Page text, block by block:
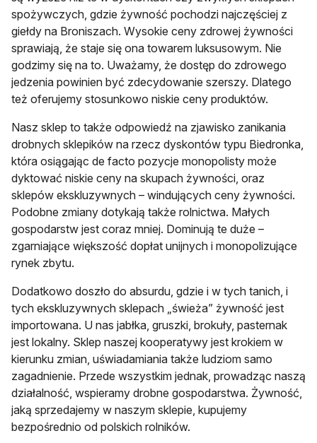
spożywczych, gdzie żywność pochodzi najczęściej z
giełdy na Broniszach. Wysokie ceny zdrowej żywności
sprawiają, że staje się ona towarem luksusowym. Nie
godzimy się na to. Uważamy, że dostęp do zdrowego
jedzenia powinien być zdecydowanie szerszy. Dlatego
też oferujemy stosunkowo niskie ceny produktów.
Nasz sklep to także odpowiedź na zjawisko zanikania
drobnych sklepików na rzecz dyskontów typu Biedronka,
która osiągając de facto pozycje monopolisty może
dyktować niskie ceny na skupach żywności, oraz
sklepów ekskluzywnych – windujących ceny żywności.
Podobne zmiany dotykają także rolnictwa. Małych
gospodarstw jest coraz mniej. Dominują te duże –
zgarniające większość dopłat unijnych i monopolizujące
rynek zbytu.
Dodatkowo doszło do absurdu, gdzie i w tych tanich, i
tych ekskluzywnych sklepach „świeża” żywność jest
importowana. U nas jabłka, gruszki, brokuły, pasternak
jest lokalny. Sklep naszej kooperatywy jest krokiem w
kierunku zmian, uświadamiania także ludziom samo
zagadnienie. Przede wszystkim jednak, prowadząc naszą
działalność, wspieramy drobne gospodarstwa. Żywność,
jaką sprzedajemy w naszym sklepie, kupujemy
bezpośrednio od polskich rolników.